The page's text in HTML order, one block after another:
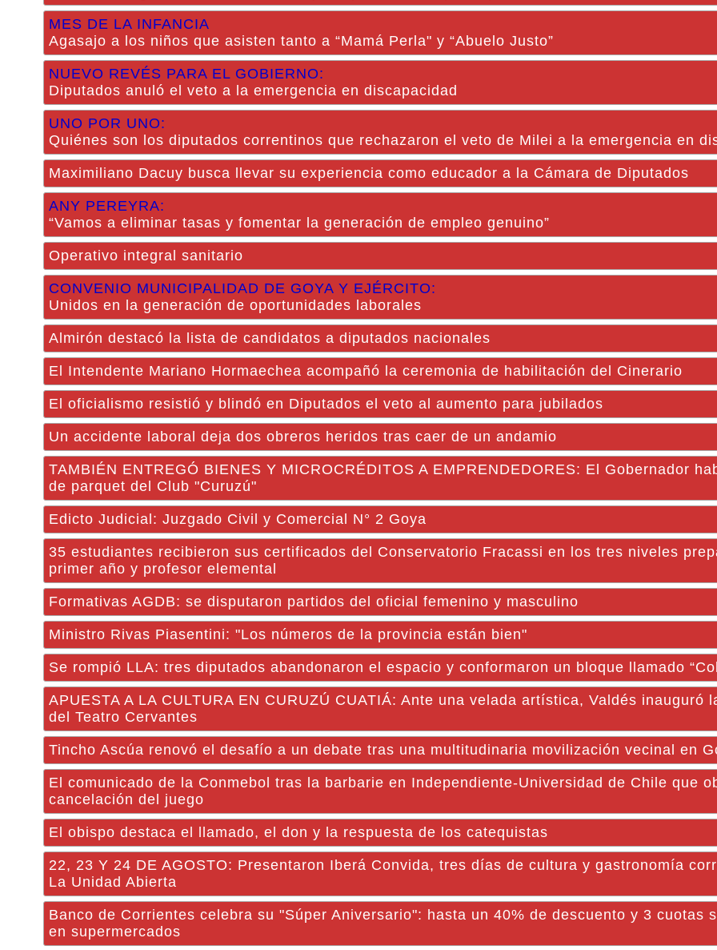
MES DE LA INFANCIA
Agasajo a los niños que asisten tanto a “Mamá Perla" y “Abuelo Justo”
NUEVO REVÉS PARA EL GOBIERNO:
Diputados anuló el veto a la emergencia en discapacidad
UNO POR UNO:
Quiénes son los diputados correntinos que rechazaron el veto de Milei a la emergencia en
Maximiliano Dacuy busca llevar su experiencia como educador a la Cámara de Diputados
ANY PEREYRA:
“Vamos a eliminar tasas y fomentar la generación de empleo genuino”
Operativo integral sanitario
CONVENIO MUNICIPALIDAD DE GOYA Y EJÉRCITO:
Unidos en la generación de oportunidades laborales
Almirón destacó la lista de candidatos a diputados nacionales
El Intendente Mariano Hormaechea acompañó la ceremonia de habilitación del Cinerario
El oficialismo resistió y blindó en Diputados el veto al aumento para jubilados
Un accidente laboral deja dos obreros heridos tras caer de un andamio
TAMBIÉN ENTREGÓ BIENES Y MICROCRÉDITOS A EMPRENDEDORES: El Gobernador
de parquet del Club "Curuzú"
Edicto Judicial: Juzgado Civil y Comercial N° 2 Goya
35 estudiantes recibieron sus certificados del Conservatorio Fracassi en los tres niveles
primer año y profesor elemental
Formativas AGDB: se disputaron partidos del oficial femenino y masculino
Ministro Rivas Piasentini: "Los números de la provincia están bien"
Se rompió LLA: tres diputados abandonaron el espacio y conformaron un bloque llamado
APUESTA A LA CULTURA EN CURUZÚ CUATIÁ: Ante una velada artística, Valdés inauguró
del Teatro Cervantes
Tincho Ascúa renovó el desafío a un debate tras una multitudinaria movilización vecinal en
El comunicado de la Conmebol tras la barbarie en Independiente-Universidad de Chile que
cancelación del juego
El obispo destaca el llamado, el don y la respuesta de los catequistas
22, 23 Y 24 DE AGOSTO: Presentaron Iberá Convida, tres días de cultura y gastronomía
La Unidad Abierta
Banco de Corrientes celebra su "Súper Aniversario": hasta un 40% de descuento y 3 cuotas
en supermercados